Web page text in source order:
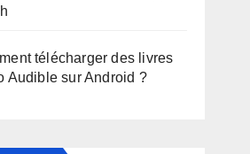
télécharger des livres
Audible sur Android ?